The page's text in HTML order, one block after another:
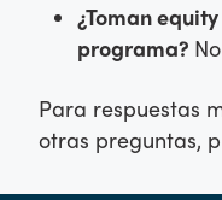
¿Toman
programa?
Para respuestas
otras preguntas,